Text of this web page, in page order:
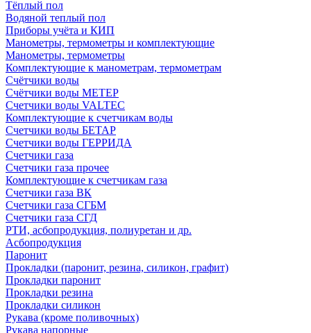
Тёплый пол
Водяной теплый пол
Приборы учёта и КИП
Манометры, термометры и комплектующие
Манометры, термометры
Комплектующие к манометрам, термометрам
Счётчики воды
Счётчики воды МЕТЕР
Счетчики воды VALTEC
Комплектующие к счетчикам воды
Счетчики воды БЕТАР
Счетчики воды ГЕРРИДА
Счетчики газа
Счетчики газа прочее
Комплектующие к счетчикам газа
Счетчики газа ВК
Счетчики газа СГБМ
Счетчики газа СГД
РТИ, асбопродукция, полиуретан и др.
Асбопродукция
Паронит
Прокладки (паронит, резина, силикон, графит)
Прокладки паронит
Прокладки резина
Прокладки силикон
Рукава (кроме поливочных)
Рукава напорные